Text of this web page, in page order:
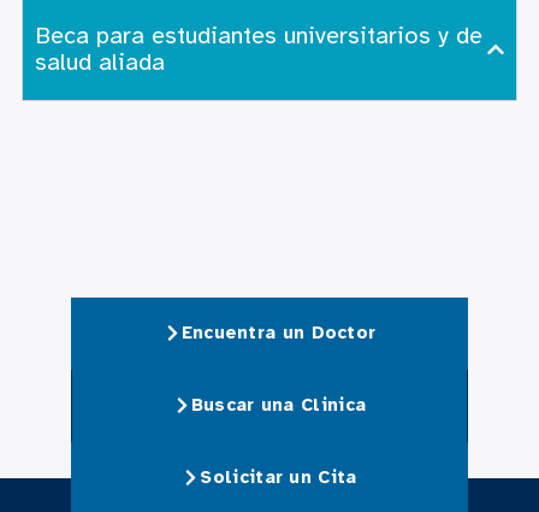
Beca para estudiantes universitarios y de
salud aliada
Encuentra un Doctor
Buscar una Clinica
Solicitar un Cita